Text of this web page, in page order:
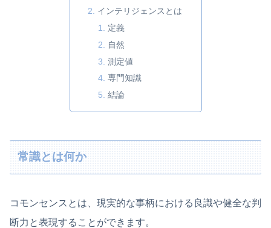
インテリジェンスとは
定義
自然
測定値
専門知識
結論
常識とは何か
コモンセンスとは、現実的な事柄における良識や健全な判
断力と表現することができます。